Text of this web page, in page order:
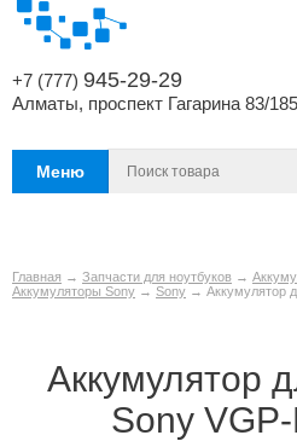
+7 (777) 945-29-29
Алматы, проспект Гагарина 83/
Меню
Главная → Запчасти для ноутбуков →
Аккумуляторы Sony → Sony → Аккумулятор
Аккумулятор
Sony